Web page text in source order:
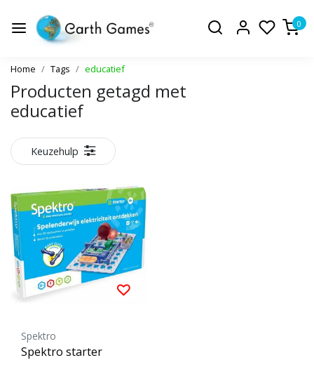
0
Home Tags educatief
Producten getagd met
educatief
Keuzehulp
Spektro
Spektro starter